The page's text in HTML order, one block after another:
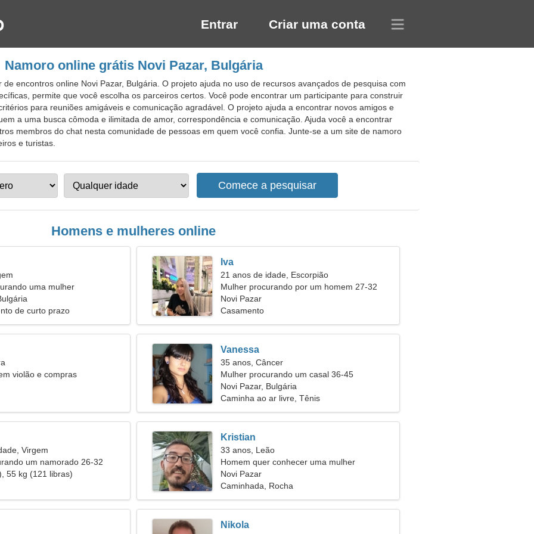
Entrar Criar uma conta
Namoro online grátis Novi Pazar, Bulgária
encontros online Novi Pazar, Bulgária. O projeto ajuda no uso de recursos avançados de pesquisa com
permite que você escolha os parceiros certos. Você pode encontrar um participante para construir
para reuniões amigáveis e comunicação agradável. O projeto ajuda a encontrar novos amigos e
a uma busca cômoda e ilimitada de amor, correspondência e comunicação. Ajuda você a encontrar
membros do chat nesta comunidade de pessoas em quem você confia. Junte-se a um site de namoro
e turistas.
Homens e mulheres online
uma mulher
de curto prazo
Iva
21 anos de idade, Escorpião
Mulher procurando por um homem 27-32
Novi Pazar
Casamento
violão e compras
Vanessa
35 anos, Câncer
Mulher procurando um casal 36-45
Novi Pazar, Bulgária
Caminha ao ar livre, Tênis
Virgem
um namorado 26-32
55 kg (121 libras)
Kristian
33 anos, Leão
Homem quer conhecer uma mulher
Novi Pazar
Caminhada, Rocha
Nikola